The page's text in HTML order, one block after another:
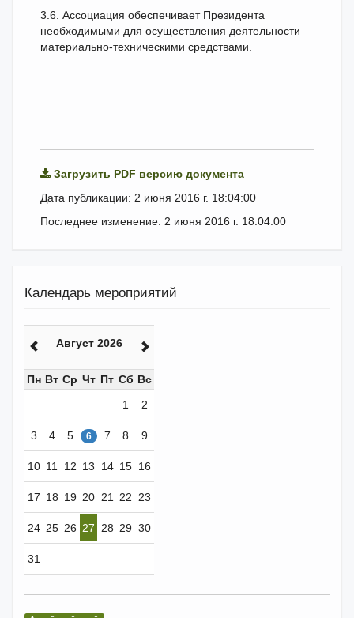
3.6. Ассоциация обеспечивает Президента
необходимыми для осуществления деятельности
материально-техническими средствами.
Загрузить PDF версию документа
Дата публикации: 2 июня 2016 г. 18:04:00
Последнее изменение: 2 июня 2016 г. 18:04:00
Календарь мероприятий
Август 2026
Пн Вт Ср Чт Пт Сб Вс
1
2
3 4 5 6 7 8 9
10 11 12 13 14 15 16
17 18 19 20 21 22 23
24 25 26 27 28 29 30
31